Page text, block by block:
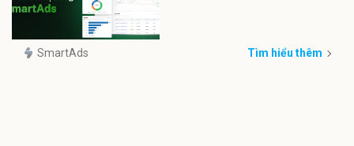
SmartAds Tìm hiểu thêm